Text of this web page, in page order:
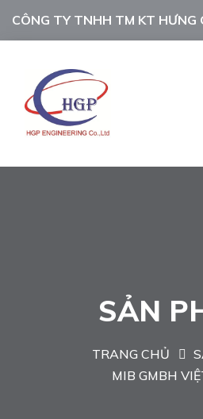
CÔNG TY TNHH TM KT HƯNG
SẢN
TRANG CHỦ
MIB GMBH